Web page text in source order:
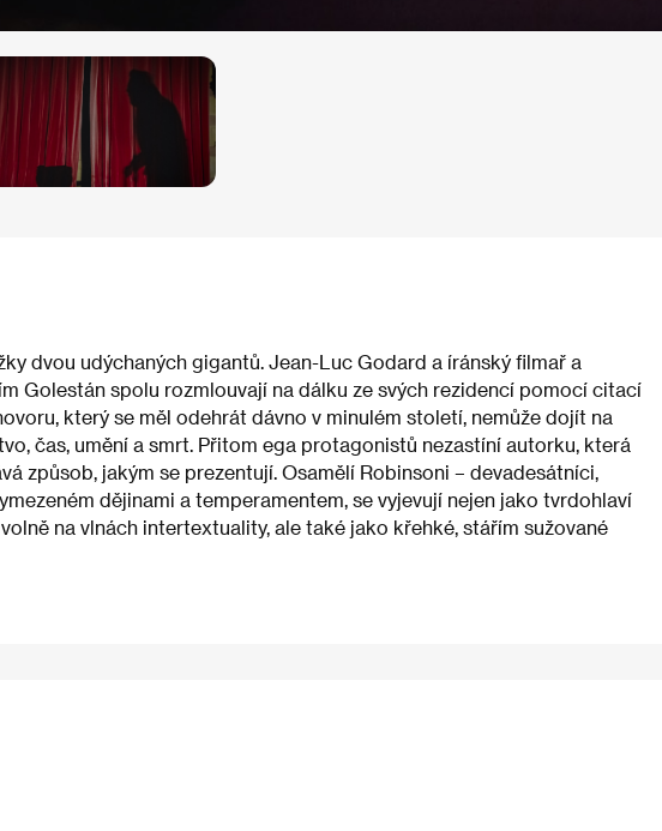
dvou udýchaných gigantů. Jean-Luc Godard a íránský filmař a
Golestán spolu rozmlouvají na dálku ze svých rezidencí pomocí citací
který se měl odehrát dávno v minulém století, nemůže dojít na
čas, umění a smrt. Přitom ega protagonistů nezastíní autorku, která
způsob, jakým se prezentují. Osamělí Robinsoni – devadesátníci,
dějinami a temperamentem, se vyjevují nejen jako tvrdohlaví
na vlnách intertextuality, ale také jako křehké, stářím sužované